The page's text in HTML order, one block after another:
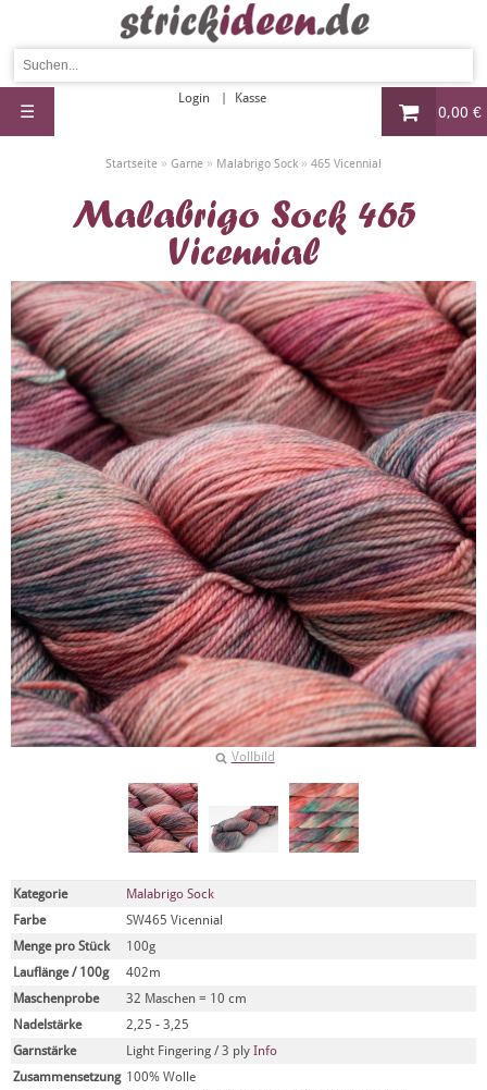
0,00 €
Login Kasse
☰
Startseite » Garne » Malabrigo Sock » 465 Vicennial
Malabrigo Sock 465
Vicennial
Vollbild
Kategorie
Malabrigo Sock
Farbe
SW465 Vicennial
Menge pro Stück
100g
Lauflänge / 100g
402m
Maschenprobe
32 Maschen = 10 cm
Nadelstärke
2,25 - 3,25
Garnstärke
Light Fingering / 3 ply Info
Zusammensetzung 100% Wolle